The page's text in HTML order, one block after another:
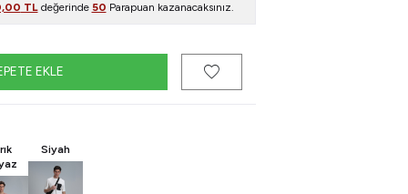
TLdeğerinde 50 Parapuan kazanacaksınız.
EKLE
Siyah